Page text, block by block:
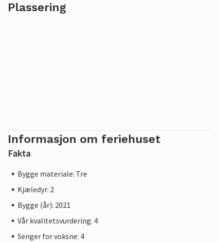
Plassering
Informasjon om feriehuset
Fakta
Bygge materiale: Tre
Kjæledyr: 2
Bygge (år): 2021
Vår kvalitetsvurdering: 4
Senger for voksne: 4